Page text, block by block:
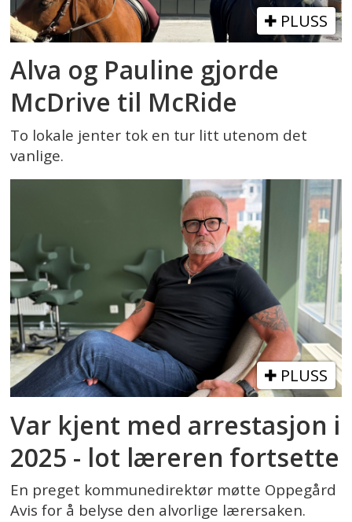
PLUSS
Alva og Pauline gjorde
McDrive til McRide
To lokale jenter tok en tur litt utenom det
vanlige.
PLUSS
Var kjent med arrestasjon i
2025 - lot læreren fortsette
En preget kommunedirektør møtte Oppegård
Avis for å belyse den alvorlige lærersaken.